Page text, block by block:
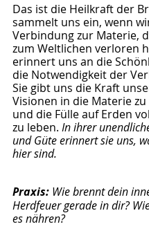
Das ist die Heilkraft der
sammelt uns ein, wenn
Verbindung zur Materie,
zum Weltlichen verloren
erinnert uns an die
die Notwendigkeit der
Sie gibt uns die Kraft
Visionen in die Materie
und die Fülle auf Erden
zu leben. In ihrer
und Güte erinnert sie uns,
hier sind.
Praxis: Wie brennt dein
Herdfeuer gerade in dir?
es nähren?